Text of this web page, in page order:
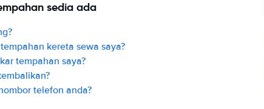
sedia ada
kereta sewa saya?
tempahan saya?
telefon anda?